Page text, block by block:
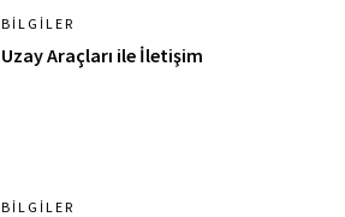
BILGILER
Uzay Araçları ile İletişim
BILGILER